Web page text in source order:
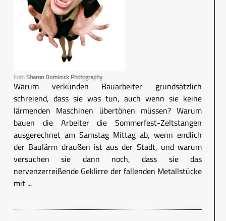
FotoSharon Dominick Photography
Warum verkünden Bauarbeiter grundsätzlich
schreiend, dass sie was tun, auch wenn sie keine
lärmenden Maschinen übertönen müssen? Warum
bauen die Arbeiter die Sommerfest-Zeltstangen
ausgerechnet am Samstag Mittag ab, wenn endlich
der Baulärm draußen ist aus der Stadt, und warum
versuchen sie dann noch, dass sie das
nervenzerreißende Geklirre der fallenden Metallstücke
mit ...